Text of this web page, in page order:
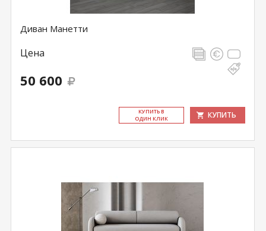
Диван Манетти
Цена
50 600
КУ­ПИТЬ В
ОДИН КЛИК
КУПИТЬ